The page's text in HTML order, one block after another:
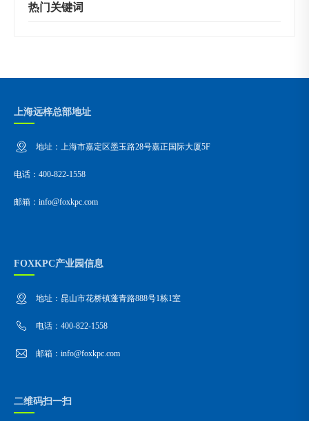
热门关键词
上海远梓总部地址
地址：上海市嘉定区墨玉路28号嘉正国际大厦5F
电话：400-822-1558
邮箱：info@foxkpc.com
FOXKPC产业园信息
地址：昆山市花桥镇蓬青路888号1栋1室
电话：400-822-1558
邮箱：info@foxkpc.com
二维码扫一扫